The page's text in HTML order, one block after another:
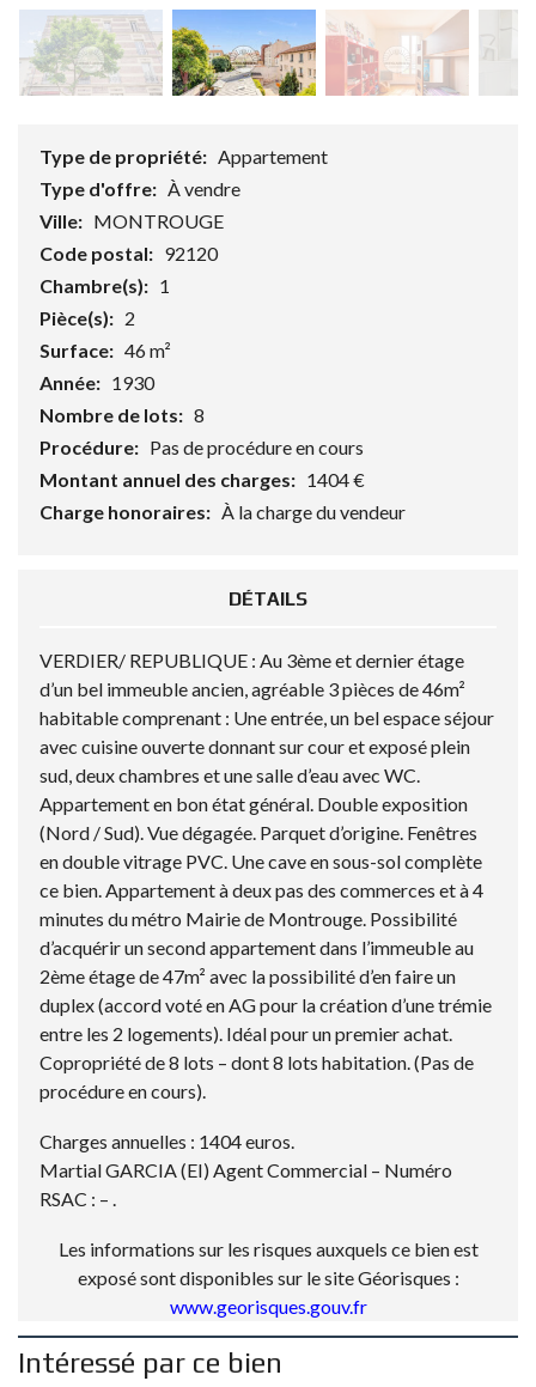
Type de propriété: Appartement
Type d'offre: À vendre
Ville: MONTROUGE
Code postal: 92120
Chambre(s): 1
Pièce(s): 2
Surface: 46 m²
Année: 1930
Nombre de lots: 8
Procédure: Pas de procédure en cours
Montant annuel des charges: 1404 €
Charge honoraires: À la charge du vendeur
DÉTAILS
VERDIER/ REPUBLIQUE : Au 3ème et dernier étage
d’un bel immeuble ancien, agréable 3 pièces de 46m²
habitable comprenant : Une entrée, un bel espace séjour
avec cuisine ouverte donnant sur cour et exposé plein
sud, deux chambres et une salle d’eau avec WC.
Appartement en bon état général. Double exposition
(Nord / Sud). Vue dégagée. Parquet d’origine. Fenêtres
en double vitrage PVC. Une cave en sous-sol complète
ce bien. Appartement à deux pas des commerces et à 4
minutes du métro Mairie de Montrouge. Possibilité
d’acquérir un second appartement dans l’immeuble au
2ème étage de 47m² avec la possibilité d’en faire un
duplex (accord voté en AG pour la création d’une trémie
entre les 2 logements). Idéal pour un premier achat.
Copropriété de 8 lots – dont 8 lots habitation. (Pas de
procédure en cours).
Charges annuelles : 1404 euros.
Martial GARCIA (EI) Agent Commercial – Numéro
RSAC : – .
Les informations sur les risques auxquels ce bien est
exposé sont disponibles sur le site Géorisques :
www.georisques.gouv.fr
Intéressé par ce bien